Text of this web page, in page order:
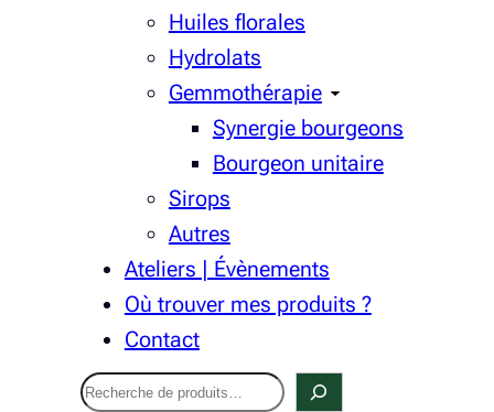
Huiles florales
Hydrolats
Gemmothérapie
Synergie bourgeons
Bourgeon unitaire
Sirops
Autres
Ateliers | Évènements
Où trouver mes produits ?
Contact
Recherche